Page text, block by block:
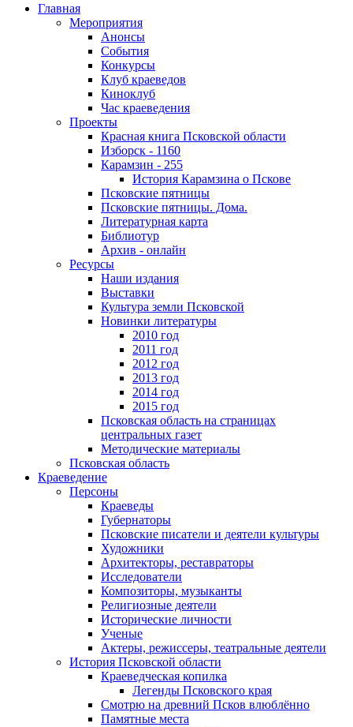
Главная
Мероприятия
Анонсы
События
Конкурсы
Клуб краеведов
Киноклуб
Час краеведения
Проекты
Красная книга Псковской области
Изборск - 1160
Карамзин - 255
История Карамзина о Пскове
Псковские пятницы
Псковские пятницы. Дома.
Литературная карта
Библиотур
Архив - онлайн
Ресурсы
Наши издания
Выставки
Культура земли Псковской
Новинки литературы
2010 год
2011 год
2012 год
2013 год
2014 год
2015 год
Псковская область на страницах
центральных газет
Методические материалы
Псковская область
Краеведение
Персоны
Краеведы
Губернаторы
Псковские писатели и деятели культуры
Художники
Архитекторы, реставраторы
Исследователи
Композиторы, музыканты
Религиозные деятели
Исторические личности
Ученые
Актеры, режиссеры, театральные деятели
История Псковской области
Краеведческая копилка
Легенды Псковского края
Смотрю на древний Псков влюблённо
Памятные места